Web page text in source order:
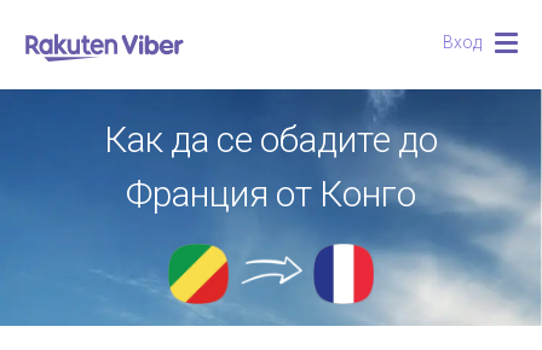
Вход
Как да се обадите до
Франция от Конго